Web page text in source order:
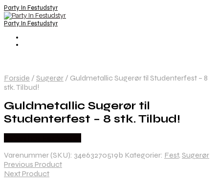
Party In Festudstyr
Party In Festudstyr
Forside / Sugerør / Guldmetallic Sugerør til Studenterfest – 8
stk. Tilbud!
Guldmetallic Sugerør til
Studenterfest – 8 stk. Tilbud!
Varenummer (SKU): 34e63270519b Kategorier: Fest, Sugerør
Previous Product
Next Product